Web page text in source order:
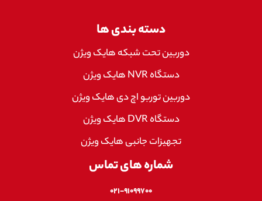
دسته بندی ها
دوربین تحت شبکه هایک ویژن
دستگاه NVR هایک ویژن
دوربین توربو اچ دی هایک ویژن
دستگاه DVR هایک ویژن
تجهیزات جانبی هایک ویژن
شماره های تماس
۰۲۱-۹۱۰۹۹۷۰۰